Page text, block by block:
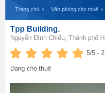
Trang chủ Văn phòng cho thuê
Tpp Building.
Nguyễn Đình Chiểu, Thành phố
5/5 -2
Đang cho thuê